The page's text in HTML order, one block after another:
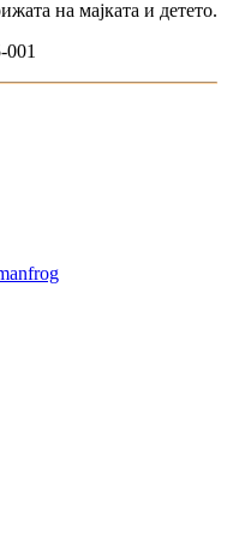
на мајката и детето.